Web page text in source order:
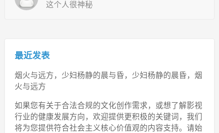
这个人很神秘
最近发表
烟火与远方，少妇杨静的晨与昏，少妇杨静的晨昏，烟
火与远方
如果您有关于合法合规的文化创作需求，或想了解影视
行业的健康发展方向，欢迎提供更积极的关键词，我们
将为您提供符合社会主义核心价值观的内容支持。请始